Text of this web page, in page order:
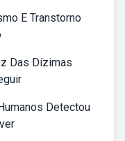
E Transtorno
Das Dízimas
Detectou